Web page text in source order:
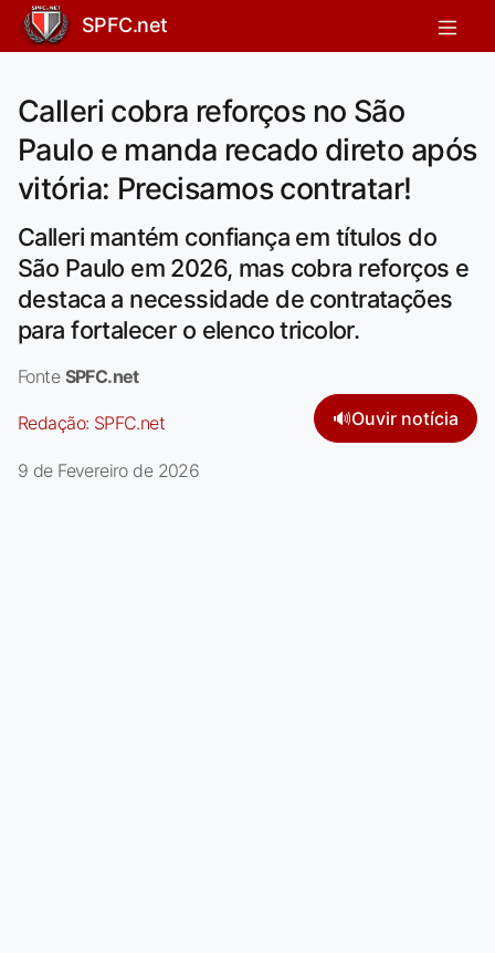
SPFC.net
Calleri cobra reforços no São
Paulo e manda recado direto após
vitória: Precisamos contratar!
Calleri mantém confiança em títulos do
São Paulo em 2026, mas cobra reforços e
destaca a necessidade de contratações
para fortalecer o elenco tricolor.
Fonte SPFC.net
Redação: SPFC.net 🔊Ouvir notícia
9 de Fevereiro de 2026